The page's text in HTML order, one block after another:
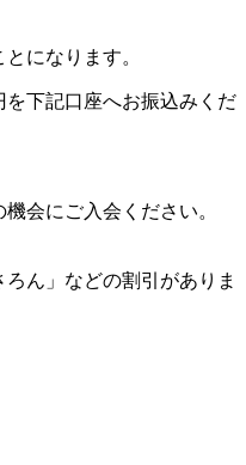
になります。
を下記口座へお振込みくだ
会にご入会ください。
ん」などの割引がありま